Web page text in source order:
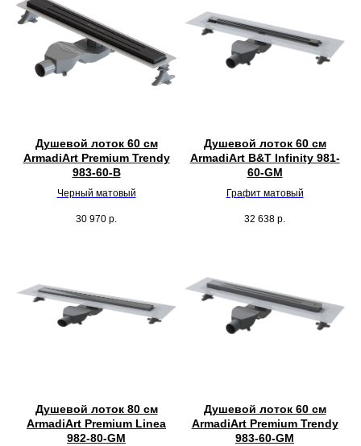
Душевой лоток 60 см
ArmadiArt Premium Trendy
983-60-B
Черный матовый
30 970 р.
Душевой лоток 60 см
ArmadiArt B&T Infinity 981-
60-GM
Графит матовый
32 638 р.
Душевой лоток 80 см
ArmadiArt Premium Linea
982-80-GM
Душевой лоток 60 см
ArmadiArt Premium Trendy
983-60-GM